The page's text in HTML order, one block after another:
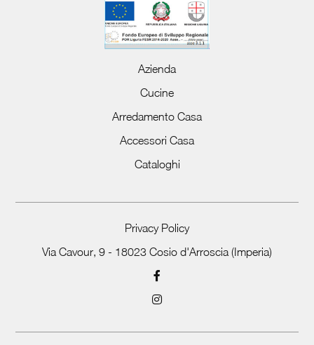
Azienda
Cucine
Arredamento Casa
Accessori Casa
Cataloghi
Privacy Policy
Via Cavour, 9 - 18023 Cosio d'Arroscia (Imperia)